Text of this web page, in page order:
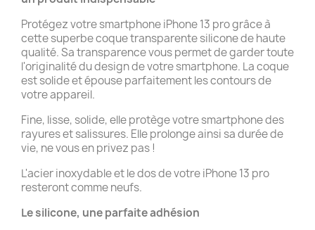
Protégez votre smartphone iPhone 13 pro grâce à
cette superbe coque transparente silicone de haute
qualité. Sa transparence vous permet de garder toute
l'originalité du design de votre smartphone. La coque
est solide et épouse parfaitement les contours de
votre appareil.
Fine, lisse, solide, elle protège votre smartphone des
rayures et salissures. Elle prolonge ainsi sa durée de
vie, ne vous en privez pas !
L'acier inoxydable et le dos de votre iPhone 13 pro
resteront comme neufs.
Le silicone, une parfaite adhésion